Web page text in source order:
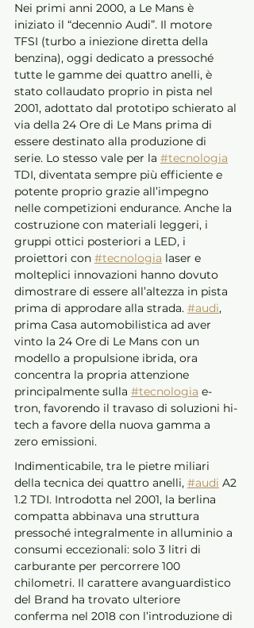
Nei primi anni 2000, a Le Mans è
iniziato il “decennio Audi”. Il motore
TFSI (turbo a iniezione diretta della
benzina), oggi dedicato a pressoché
tutte le gamme dei quattro anelli, è
stato collaudato proprio in pista nel
2001, adottato dal prototipo schierato al
via della 24 Ore di Le Mans prima di
essere destinato alla produzione di
serie. Lo stesso vale per la #tecnologia
TDI, diventata sempre più efficiente e
potente proprio grazie all’impegno
nelle competizioni endurance. Anche la
costruzione con materiali leggeri, i
gruppi ottici posteriori a LED, i
proiettori con #tecnologia laser e
molteplici innovazioni hanno dovuto
dimostrare di essere all’altezza in pista
prima di approdare alla strada. #audi,
prima Casa automobilistica ad aver
vinto la 24 Ore di Le Mans con un
modello a propulsione ibrida, ora
concentra la propria attenzione
principalmente sulla #tecnologia e-
tron, favorendo il travaso di soluzioni hi-
tech a favore della nuova gamma a
zero emissioni.
Indimenticabile, tra le pietre miliari
della tecnica dei quattro anelli, #audi A2
1.2 TDI. Introdotta nel 2001, la berlina
compatta abbinava una struttura
pressoché integralmente in alluminio a
consumi eccezionali: solo 3 litri di
carburante per percorrere 100
chilometri. Il carattere avanguardistico
del Brand ha trovato ulteriore
conferma nel 2018 con l’introduzione di